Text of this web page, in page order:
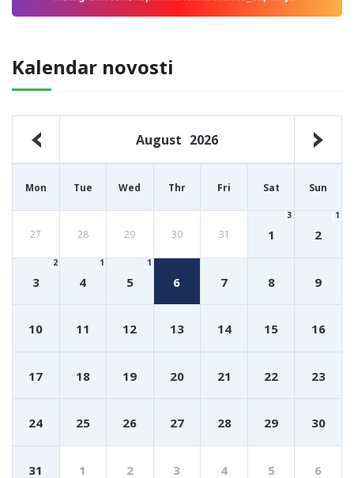
Kalendar novosti
August 2026
Mon Tue Wed Thr Fri Sat Sun
27 28 29 30 31 1
3
2
1
3
2
4
1
5
1
6 7 8 9
10 11 12 13 14 15 16
17 18 19 20 21 22 23
24 25 26 27 28 29 30
31 1 2 3 4 5 6